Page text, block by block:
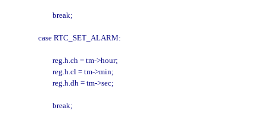
                        break;
                case RTC_SET_ALARM:
                        reg.h.ch = tm->hour;
                        reg.h.cl = tm->min;
                        reg.h.dh = tm->sec;
                        break;